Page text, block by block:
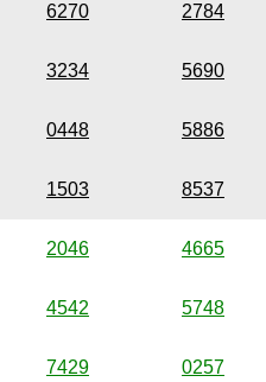
6270 2784
3234 5690
0448 5886
1503 8537
2046 4665
4542 5748
7429 0257